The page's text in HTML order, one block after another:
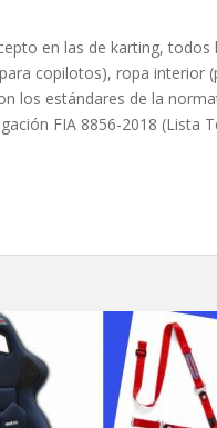
en las de karting, todos
copilotos), ropa interior
los estándares de la
FIA 8856-2018 (Lista